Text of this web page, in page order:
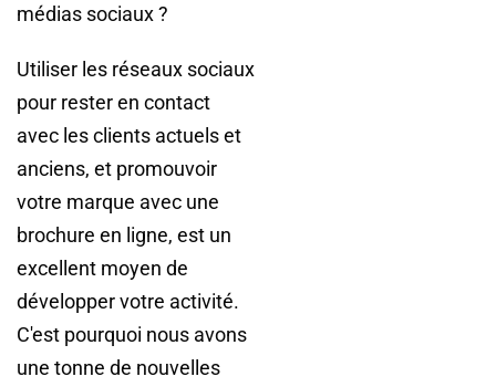
médias sociaux ?
Utiliser les réseaux sociaux
pour rester en contact
avec les clients actuels et
anciens, et promouvoir
votre marque avec une
brochure en ligne, est un
excellent moyen de
développer votre activité.
C'est pourquoi nous avons
une tonne de nouvelles